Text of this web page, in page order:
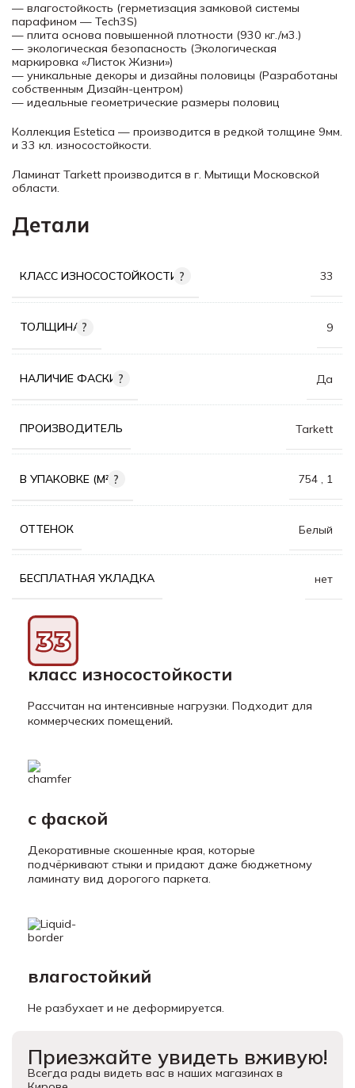
— влагостойкость (герметизация замковой системы
парафином — Tech3S)
— плита основа повышенной плотности (930 кг./м3.)
— экологическая безопасность (Экологическая
маркировка «Листок Жизни»)
— уникальные декоры и дизайны половицы (Разработаны
собственным Дизайн-центром)
— идеальные геометрические размеры половиц
Коллекция Estetica — производится в редкой толщине 9мм.
и 33 кл. износостойкости.
Ламинат Tarkett производится в г. Мытищи Московской
области.
Детали
КЛАСС ИЗНОСОСТОЙКОСТИ 33
ТОЛЩИНА 9
НАЛИЧИЕ ФАСКИ Да
ПРОИЗВОДИТЕЛЬ Tarkett
В УПАКОВКЕ (М²) 754 , 1
ОТТЕНОК Белый
БЕСПЛАТНАЯ УКЛАДКА нет
класс износостойкости
Рассчитан на интенсивные нагрузки. Подходит для
коммерческих помещений.
с фаской
Декоративные скошенные края, которые
подчёркивают стыки и придают даже бюджетному
ламинату вид дорогого паркета.
влагостойкий
Не разбухает и не деформируется.
Приезжайте увидеть вживую!
Всегда рады видеть вас в наших магазинах в